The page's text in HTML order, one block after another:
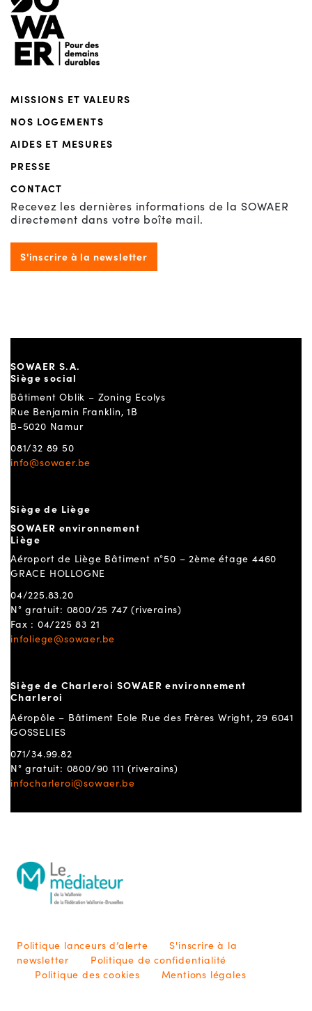
MISSIONS ET VALEURS
NOS LOGEMENTS
AIDES ET MESURES
PRESSE
CONTACT
Recevez les dernières informations de la SOWAER
directement dans votre boîte mail.
S'inscrire à la newsletter
SOWAER S.A.
Siège social
Bâtiment Oblik – Zoning Ecolys
Rue Benjamin Franklin, 1B
B-5020 Namur
081/32 89 50
info@sowaer.be
Siège de Liège
SOWAER environnement
Liège
Aéroport de Liège Bâtiment n°50 – 2ème étage 4460
GRACE HOLLOGNE
04/225.83.20
N° gratuit: 0800/25 747 (riverains)
Fax : 04/225 83 21
infoliege@sowaer.be
Siège de Charleroi SOWAER environnement
Charleroi
Aéropôle – Bâtiment Eole Rue des Frères Wright, 29 6041
GOSSELIES
071/34.99.82
N° gratuit: 0800/90 111 (riverains)
infocharleroi@sowaer.be
Politique lanceurs d’alerte
S'inscrire à la
newsletter
Politique de confidentialité
Politique des cookies
Mentions légales